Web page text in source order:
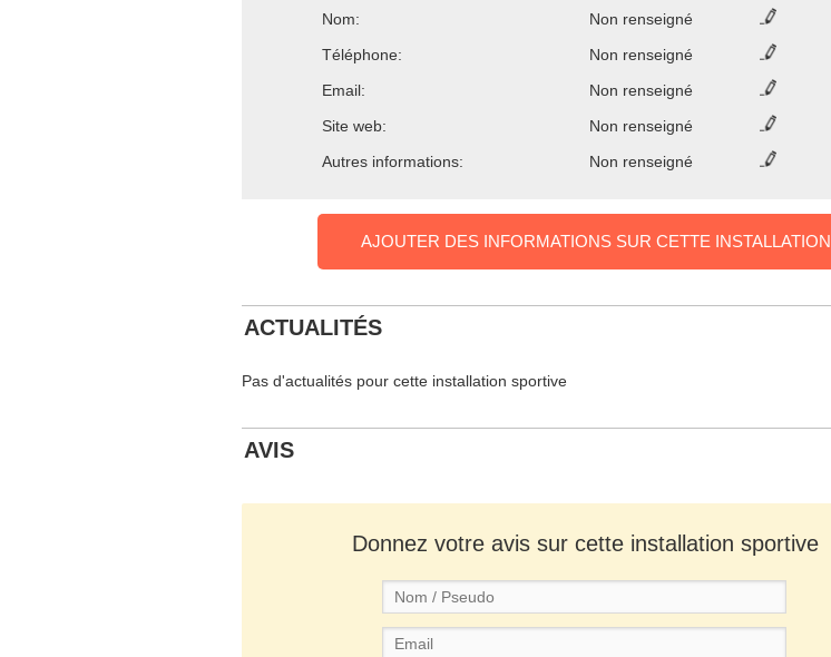
Nom:
Non renseigné
Téléphone:
Non renseigné
Email:
Non renseigné
Site web:
Non renseigné
Autres informations:
Non renseigné
AJOUTER DES INFORMATIONS SUR CETTE INSTALLATION
ACTUALITÉS
Pas d'actualités pour cette installation sportive
AVIS
Donnez votre avis sur cette installation sportive